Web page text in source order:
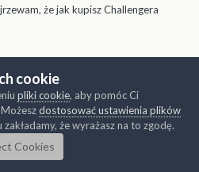
że jak kupisz Challengera
cookie
pliki cookie, aby pomóc Ci
dostosować ustawienia plików
że wyrażasz na to zgodę.
Cookies